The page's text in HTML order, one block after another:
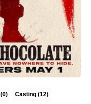
(0) Casting (12)